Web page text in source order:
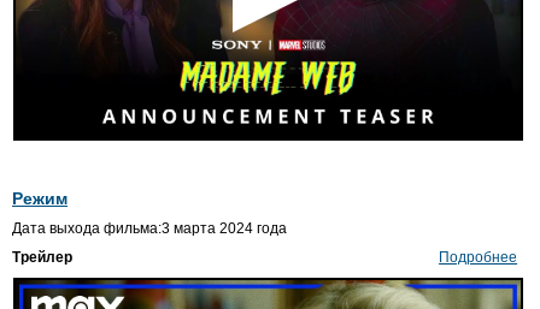
Режим
Дата выхода фильма:3 марта 2024 года
Трейлер
Подробнее